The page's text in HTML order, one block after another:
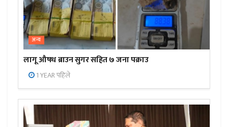
अन्य
लागू औषध ब्राउन सुगर सहित ७ जना पक्राउ
1 YEAR पहिले